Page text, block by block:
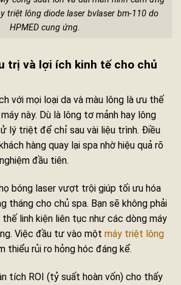
triệt lông diode laser bvlaser bm-110 do
HPMED cung ứng.
trị và lợi ích kinh tế cho chủ
với mọi loại da và màu lông là ưu thế
này. Dù là lông tơ mảnh hay lông
lý triệt để chỉ sau vài liệu trình. Điều
hàng quay lại spa nhờ hiệu quả rõ
đầu tiên.
bóng laser vượt trội giúp tối ưu hóa
tháng cho chủ spa. Bạn sẽ không phải
linh kiện liên tục như các dòng máy
Việc đầu tư vào một máy triệt lông
thiểu rủi ro hỏng hóc đáng kể.
tích ROI (tỷ suất hoàn vốn) cho thấy